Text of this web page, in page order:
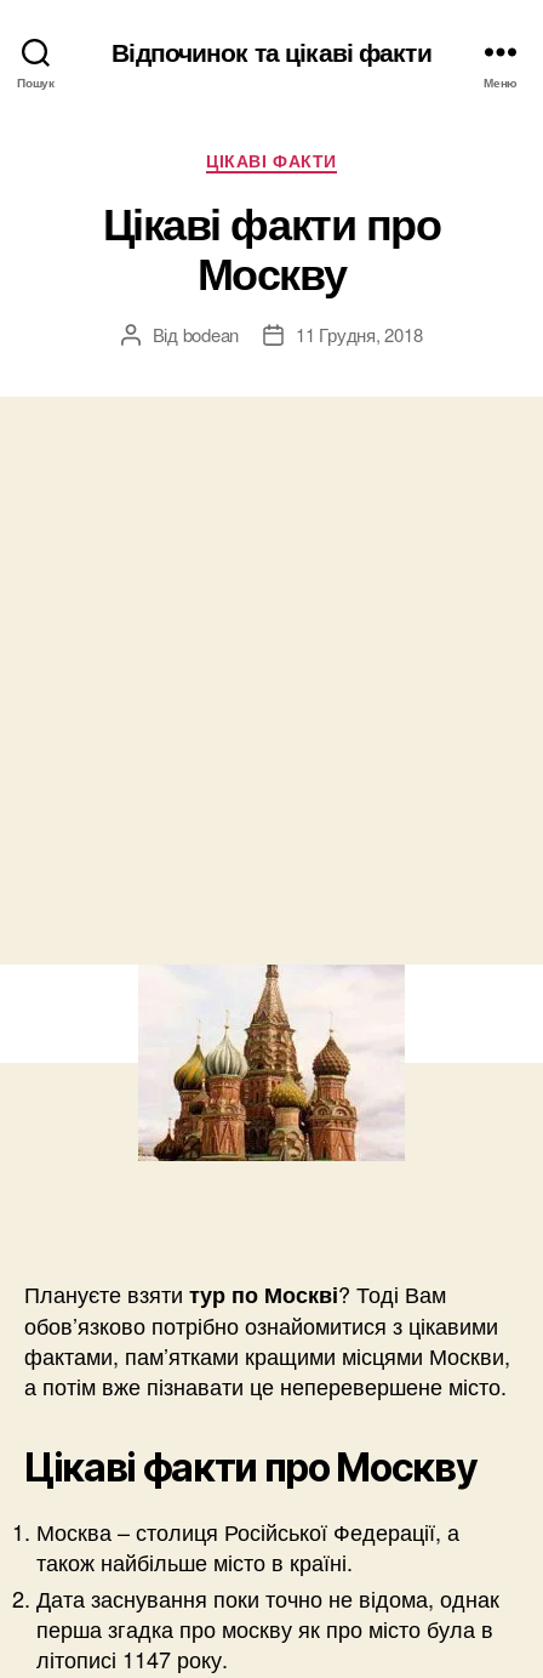
Пошук
Відпочинок та цікаві факти
Меню
Категорії
ЦІКАВІ ФАКТИ
Цікаві факти про
Москву
Автор
Від bodean
Дата11 Грудня, 2018
Плануєте взяти тур по Москві? Тоді Вам
обов’язково потрібно ознайомитися з цікавими
фактами, пам’ятками кращими місцями Москви,
а потім вже пізнавати це неперевершене місто.
Цікаві факти про Москву
Москва – столиця Російської Федерації, а
також найбільше місто в країні.
Дата заснування поки точно не відома, однак
перша згадка про москву як про місто була в
літописі 1147 року.